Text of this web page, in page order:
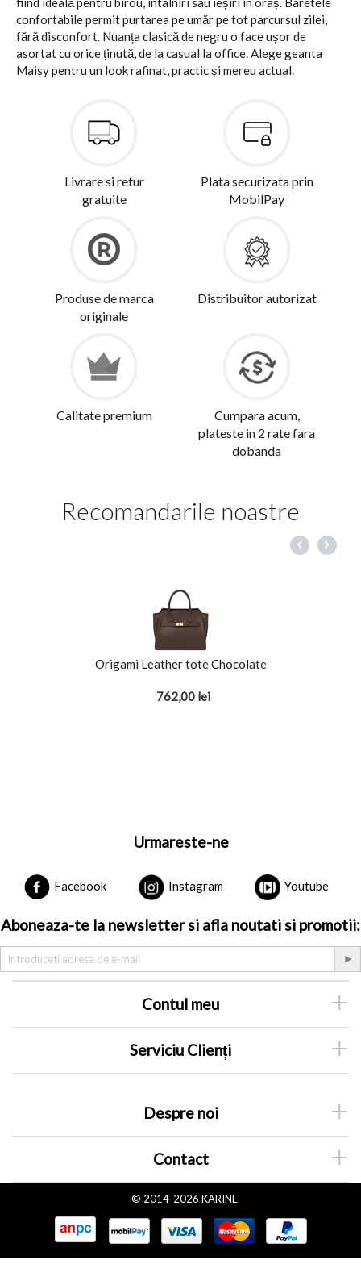
confortabile permit purtarea pe umăr pe tot parcursul zilei,
fără disconfort. Nuanța clasică de negru o face ușor de
asortat cu orice ținută, de la casual la office. Alege geanta
Maisy pentru un look rafinat, practic și mereu actual.
Livrare si retur
gratuite
Plata securizata prin
MobilPay
Produse de marca
originale
Distribuitor autorizat
Calitate premium
Cumpara acum,
plateste in 2 rate fara
dobanda
Recomandarile noastre
Origami Leather tote Chocolate
762,00 lei
Urmareste-ne
Facebook Instagram Youtube
Aboneaza-te la newsletter si afla noutati si promotii:
Contul meu
Serviciu Clienți
Despre noi
Contact
© 2014-2026 KARINE